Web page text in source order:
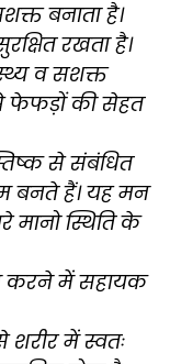
बनाता है।
रखता है।
व सशक्त
फेफड़ों की सेहत
से संबंधित
बनते हैं। यह मन
मानो स्थिति के
करने में सहायक
शरीर में स्वतः